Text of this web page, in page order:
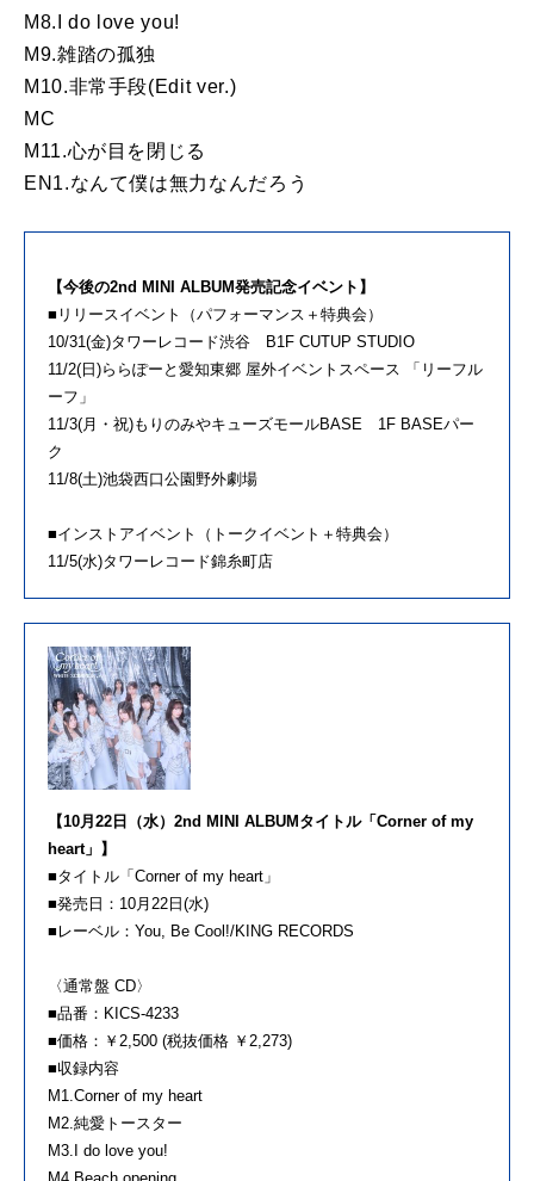
M8.I do love you!
M9.雑踏の孤独
M10.非常手段(Edit ver.)
MC
M11.心が目を閉じる
EN1.なんて僕は無力なんだろう
【今後の2nd MINI ALBUM発売記念イベント】
■リリースイベント（パフォーマンス＋特典会）
10/31(金)タワーレコード渋谷 B1F CUTUP STUDIO
11/2(日)ららぽーと愛知東郷 屋外イベントスペース 「リーフル
ーフ」
11/3(月・祝)もりのみやキューズモールBASE 1F BASEパー
ク
11/8(土)池袋西口公園野外劇場
■インストアイベント（トークイベント＋特典会）
11/5(水)タワーレコード錦糸町店
【10月22日（水）2nd MINI ALBUMタイトル「Corner of my
heart」】
■タイトル「Corner of my heart」
■発売日：10月22日(水)
■レーベル：You, Be Cool!/KING RECORDS
〈通常盤 CD〉
■品番：KICS-4233
■価格：￥2,500 (税抜価格 ￥2,273)
■収録内容
M1.Corner of my heart
M2.純愛トースター
M3.I do love you!
M4.Beach opening